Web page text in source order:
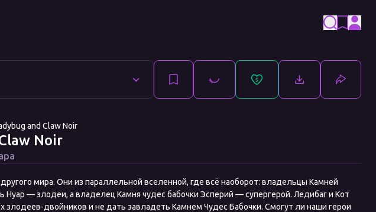
and Claw Noir
Noir
мира. Они из параллельной вселенной, где всё наоборот: владельцы Камней
Нуар — злодеи, а владелец Камня чудес бабочки Эсперий — супергерой. Ледибаг и Кот
злодеев-двойников и не дать завладеть Камнем Чудес Бабочки. Смогут ли наши герои